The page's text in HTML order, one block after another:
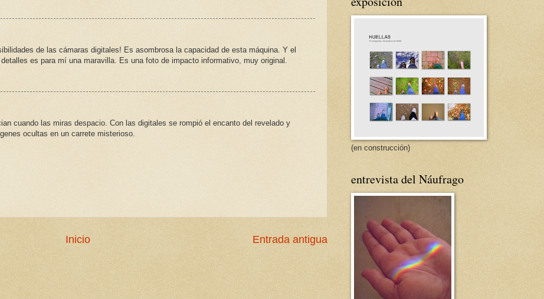
de las cámaras digitales! Es asombrosa la capacidad de esta máquina. Y el
es para mí una maravilla. Es una foto de impacto informativo, muy original.
cuando las miras despacio. Con las digitales se rompió el encanto del revelado y
ocultas en un carrete misterioso.
Entrada antigua
Inicio
(en construcción)
entrevista del Náufrago